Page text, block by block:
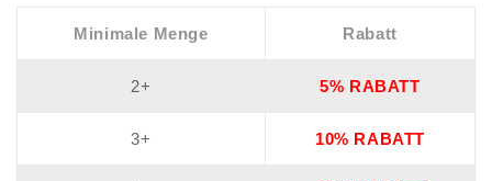
Minimale Menge Rabatt
2+ 5% RABATT
3+ 10% RABATT